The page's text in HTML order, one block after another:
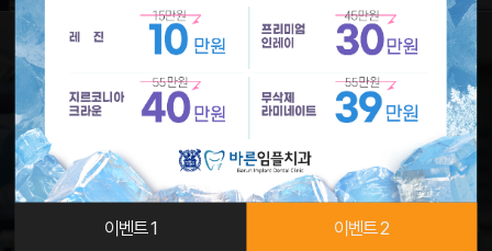
이벤트 1 이벤트 2
BARUN IMPLANT DENTAL CLINIC
의식하진정 임플란트
바로가기 →